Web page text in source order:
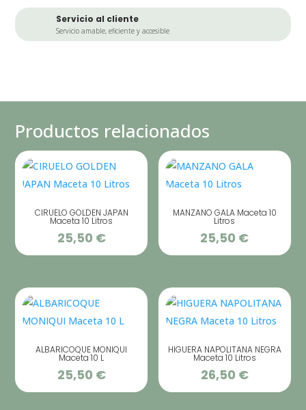
Servicio al cliente
Servicio amable, eficiente y accesible
Productos relacionados
CIRUELO GOLDEN JAPAN
Maceta 10 Litros
25,50 €
MANZANO GALA Maceta 10
Litros
25,50 €
ALBARICOQUE MONIQUI
Maceta 10 L
25,50 €
HIGUERA NAPOLITANA NEGRA
Maceta 10 Litros
26,50 €